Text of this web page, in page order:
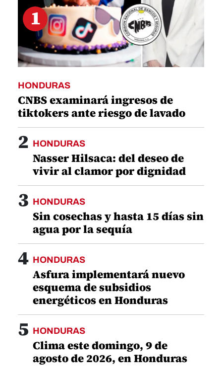
1
HONDURAS
CNBS examinará ingresos de
tiktokers ante riesgo de lavado
2 HONDURAS
Nasser Hilsaca: del deseo de
vivir al clamor por dignidad
3 HONDURAS
Sin cosechas y hasta 15 días sin
agua por la sequía
4 HONDURAS
Asfura implementará nuevo
esquema de subsidios
energéticos en Honduras
5 HONDURAS
Clima este domingo, 9 de
agosto de 2026, en Honduras